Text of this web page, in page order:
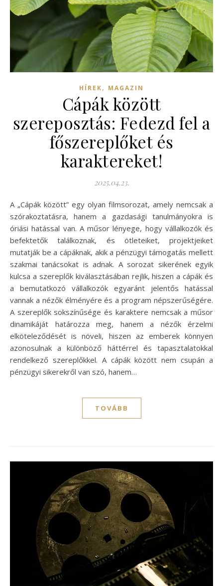
HÍREK, MAGAZIN
Cápák között
szereposztás: Fedezd fel a
főszereplőket és
karaktereket!
2025.04.23.
A „Cápák között” egy olyan filmsorozat, amely nemcsak a
szórakoztatásra, hanem a gazdasági tanulmányokra is
óriási hatással van. A műsor lényege, hogy vállalkozók és
befektetők találkoznak, és ötleteiket, projektjeiket
mutatják be a cápáknak, akik a pénzügyi támogatás mellett
szakmai tanácsokat is adnak. A sorozat sikerének egyik
kulcsa a szereplők kiválasztásában rejlik, hiszen a cápák és
a bemutatkozó vállalkozók egyaránt jelentős hatással
vannak a nézők élményére és a program népszerűségére.
A szereplők sokszínűsége és karaktere nemcsak a műsor
dinamikáját határozza meg, hanem a nézők érzelmi
elköteleződését is növeli, hiszen az emberek könnyen
azonosulnak a különböző háttérrel és tapasztalatokkal
rendelkező szereplőkkel. A cápák között nem csupán a
pénzügyi sikerekről van szó, hanem…
TOVÁBB